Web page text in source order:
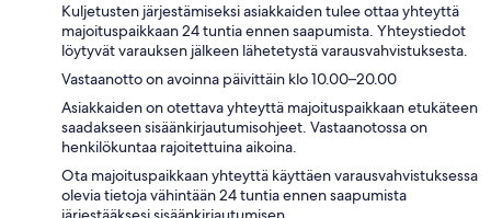
Kuljetusten järjestämiseksi asiakkaiden tulee ottaa yhteyttä
majoituspaikkaan 24 tuntia ennen saapumista. Yhteystiedot
löytyvät varauksen jälkeen lähetetystä varausvahvistuksesta.
Vastaanotto on avoinna päivittäin klo 10.00–20.00
Asiakkaiden on otettava yhteyttä majoituspaikkaan etukäteen
saadakseen sisäänkirjautumisohjeet. Vastaanotossa on
henkilökuntaa rajoitettuina aikoina.
Ota majoituspaikkaan yhteyttä käyttäen varausvahvistuksessa
olevia tietoja vähintään 24 tuntia ennen saapumista